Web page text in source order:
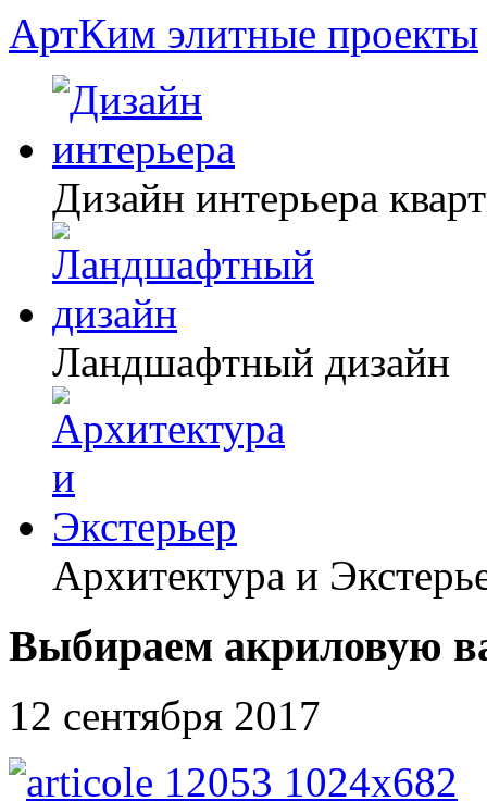
АртКим элитные проекты
Дизайн интерьера
Ландшафтный дизайн
Архитектура и
Выбираем акриловую
12 сентября 2017